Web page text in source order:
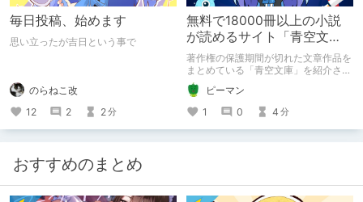
毎日投稿、始めます
思い立ったが吉日という事で
のらねこ改
12
2 2分
無料で18000冊以上の小説
が読めるサイト「青空文
庫」をオススメしたい
著作権の保護期間が切れた文章作品を
まとめている「青空文庫」を紹介させ
ていただきました。
ピーマン
1
0 4 分
おすすめのまとめ